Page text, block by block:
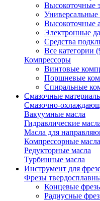
Высокоточные
Высокоточные
Электронные
Средства
Все категории
Компрессоры
Винтовые
Поршневые
Спиральные
Смазочные
Смазочно-
Вакуумные масла
Гидравлические
Масла для
Компрессорные масла
Редукторные масла
Турбинные масла
Инструмент для
Фрезы
Концевые
Радиусные